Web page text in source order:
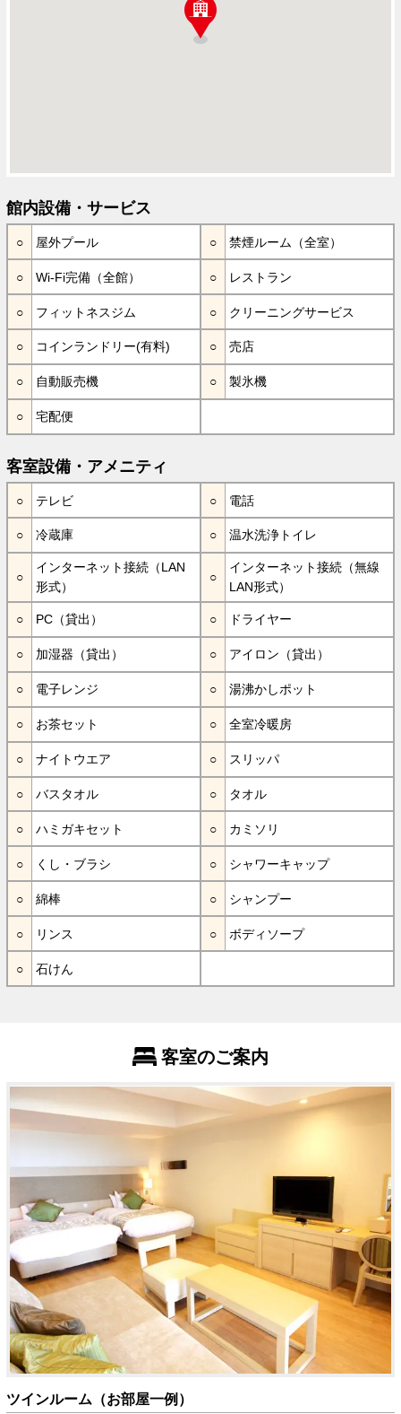
館内設備・サービス
屋外プール 禁煙ルーム（全室）
Wi-Fi完備（全館） レストラン
フィットネスジム クリーニングサービス
コインランドリー(有料) 売店
自動販売機 製氷機
宅配便
客室設備・アメニティ
テレビ 電話
冷蔵庫 温水洗浄トイレ
インターネット接続（LAN
形式）
インターネット接続（無線
LAN形式）
PC（貸出） ドライヤー
加湿器（貸出） アイロン（貸出）
電子レンジ 湯沸かしポット
お茶セット 全室冷暖房
ナイトウエア スリッパ
バスタオル タオル
ハミガキセット カミソリ
くし・ブラシ シャワーキャップ
綿棒 シャンプー
リンス ボディソープ
石けん
客室のご案内
ツインルーム（お部屋一例）